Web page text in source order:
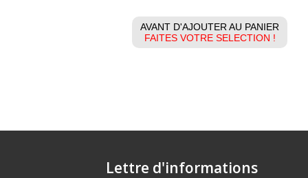
AVANT D'AJOUTER AU PANIER
FAITES VOTRE SELECTION !
Lettre d'informations